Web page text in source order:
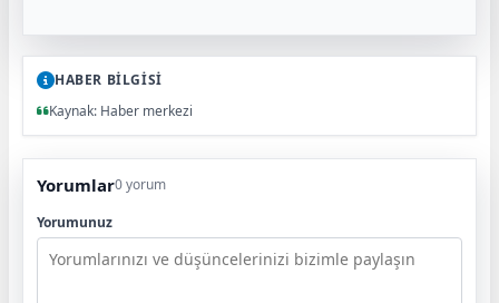
HABER BİLGİSİ
Kaynak: Haber merkezi
Yorumlar0 yorum
Yorumunuz